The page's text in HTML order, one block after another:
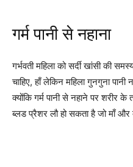
गर्म पानी से नहाना
गर्भवती महिला को सर्दी खांसी की
चाहिए, हाँ लेकिन महिला गुनगुना
क्योंकि गर्म पानी से नहाने पर शरीर
ब्लड प्रैशर लौ हो सकता है जो माँ और